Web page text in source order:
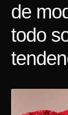
Publica tu
Blog
Tarifas
de
todo